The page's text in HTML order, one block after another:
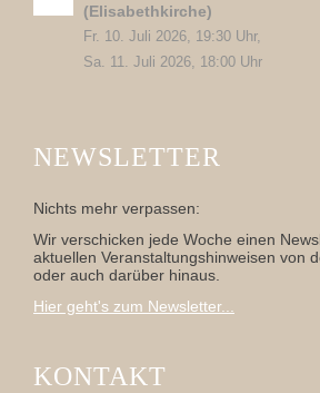
(Elisabethkirche)
Fr. 10. Juli 2026, 19:30 Uhr,
Sa. 11. Juli 2026, 18:00 Uhr
NEWSLETTER
Nichts mehr verpassen:
Wir verschicken jede Woche einen
aktuellen Veranstaltungshinweisen von
oder auch darüber hinaus.
Hier geht's zum Newsletter...
KONTAKT